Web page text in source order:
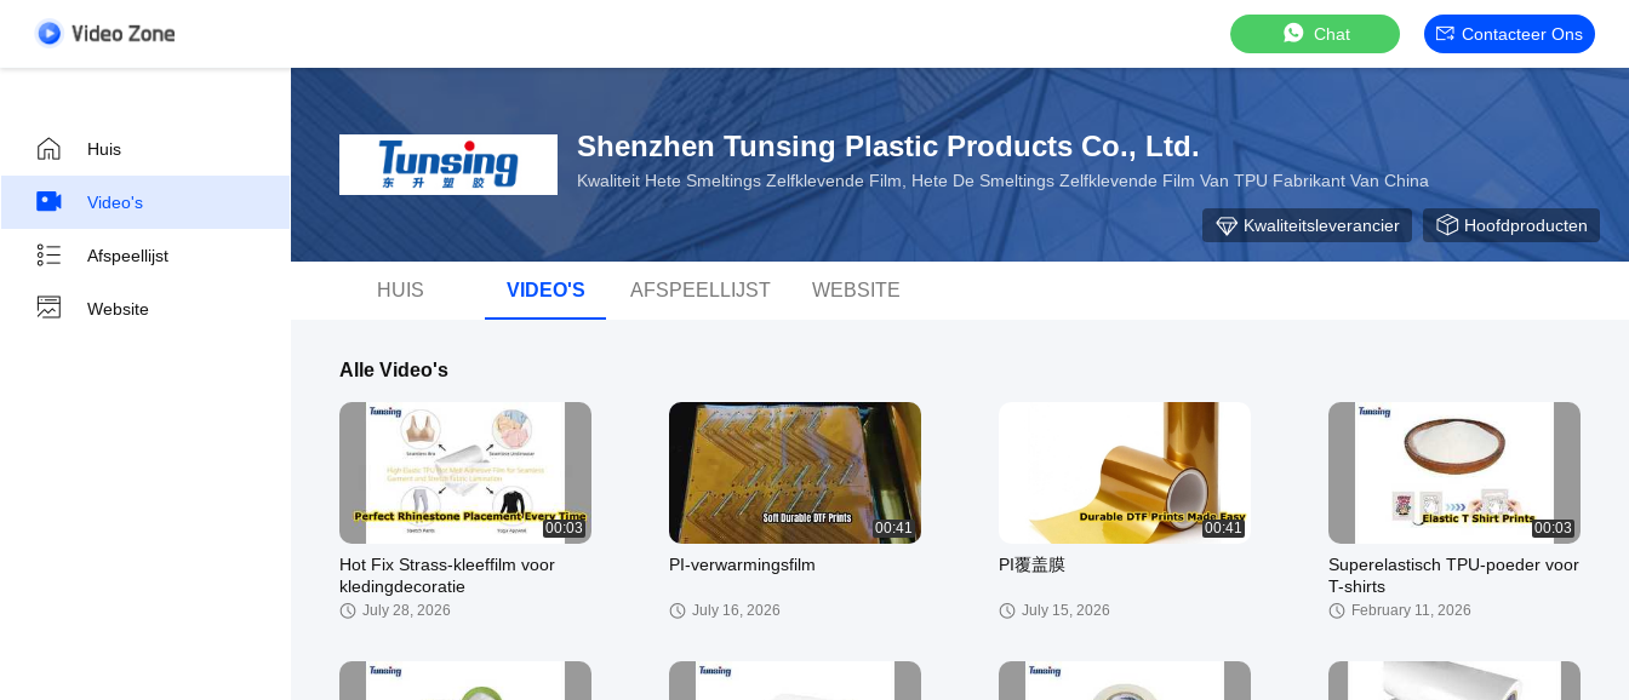
Chat Contacteer Ons
Huis
Video's
Afspeellijst
Website
Shenzhen Tunsing Plastic Products Co., Ltd.
Kwaliteit Hete Smeltings Zelfklevende Film, Hete De Smeltings Zelfklevende Film Van TPU Fabrikant Van China
Kwaliteitsleverancier Hoofdproducten
HUIS VIDEO'S AFSPEELLIJST WEBSITE
Alle Video's
00:03
Hot Fix Strass-kleeffilm voor
kledingdecoratie
July 28, 2026
00:41
PI-verwarmingsfilm
July 16, 2026
00:41
PI覆盖膜
July 15, 2026
00:03
Superelastisch TPU-poeder voor
T-shirts
February 11, 2026